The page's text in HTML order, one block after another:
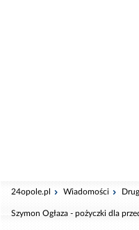
24opole.pl Wiadomości
Szymon Ogłaza - pożyczki dla